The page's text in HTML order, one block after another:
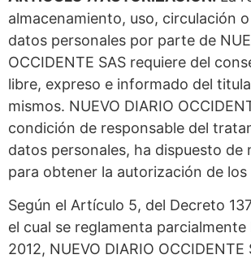
almacenamiento, uso, circulación
datos personales por parte de
OCCIDENTE SAS requiere del
libre, expreso e informado del
mismos. NUEVO DIARIO
condición de responsable del
datos personales, ha dispuesto de
para obtener la autorización de los
Según el Artículo 5, del Decreto
el cual se reglamenta parcialmente
2012, NUEVO DIARIO